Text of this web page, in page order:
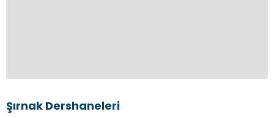
Şırnak Dershaneleri